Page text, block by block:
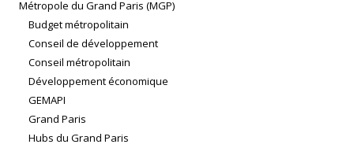
Métropole du Grand Paris (MGP)
Budget métropolitain
Conseil de développement
Conseil métropolitain
Développement économique
GEMAPI
Grand Paris
Hubs du Grand Paris